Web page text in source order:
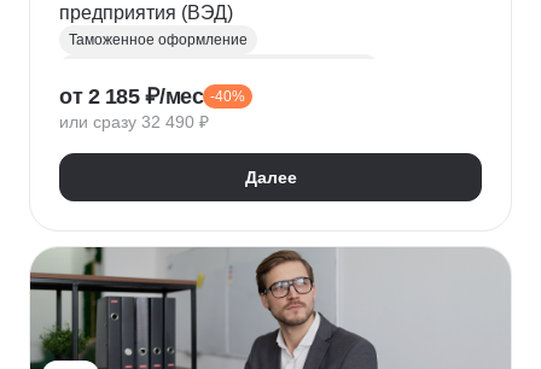
предприятия (ВЭД)
Таможенное оформление
ВЭД-логистика
Логистика
Таможенный декларант
Транспортная логистика
Работа с договорами
от 2 185 ₽/мес -40%
или сразу 32 490 ₽
Далее